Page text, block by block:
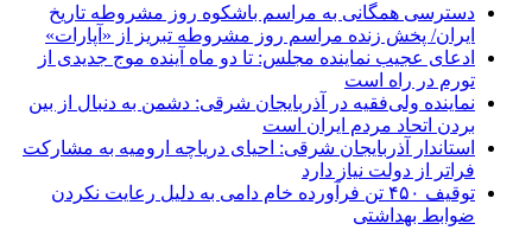
دسترسی همگانی به مراسم باشکوه روز مشروطه تاریخ
ایران/ پخش زنده مراسم روز مشروطه تبریز از «آپارات»
ادعای عجیب نماینده مجلس: تا دو ماه آینده موج جدیدی از
تورم در راه است
نماینده ولی‌فقیه در آذربایجان شرقی: دشمن به دنبال از بین
بردن اتحاد مردم ایران است
استاندار آذربایجان شرقی: احیای دریاچه ارومیه به مشارکت
فراتر از دولت نیاز دارد
توقیف ۴۵۰ تن فرآورده خام دامی به دلیل رعایت نکردن
ضوابط بهداشتی